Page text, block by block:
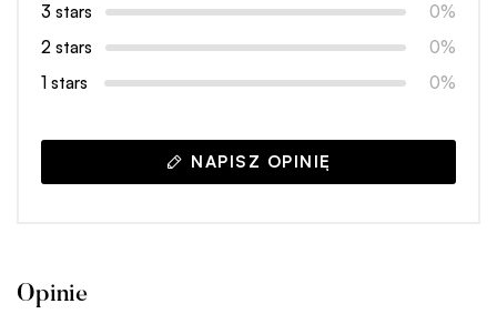
3 stars
0%
2 stars
0%
1 stars
0%
NAPISZ OPINIĘ
Opinie